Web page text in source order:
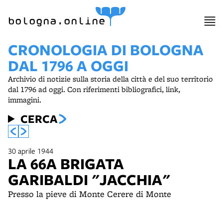
bologna.online
CRONOLOGIA DI BOLOGNA
DAL 1796 A OGGI
Archivio di notizie sulla storia della città e del suo territorio
dal 1796 ad oggi. Con riferimenti bibliografici, link,
immagini.
CERCA
30 aprile 1944
LA 66A BRIGATA
GARIBALDI "JACCHIA"
Presso la pieve di Monte Cerere di Monte